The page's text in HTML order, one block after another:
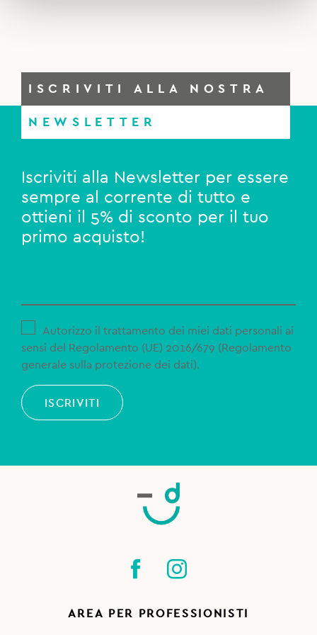
ISCRIVITI ALLA NOSTRA
NEWSLETTER
Iscriviti alla Newsletter per essere
sempre al corrente di tutto e
ottieni il 5% di sconto per il tuo
primo acquisto!
Autorizzo il trattamento dei miei dati personali ai
sensi del Regolamento (UE) 2016/679 (Regolamento
generale sulla protezione dei dati).
ISCRIVITI
AREA PER PROFESSIONISTI